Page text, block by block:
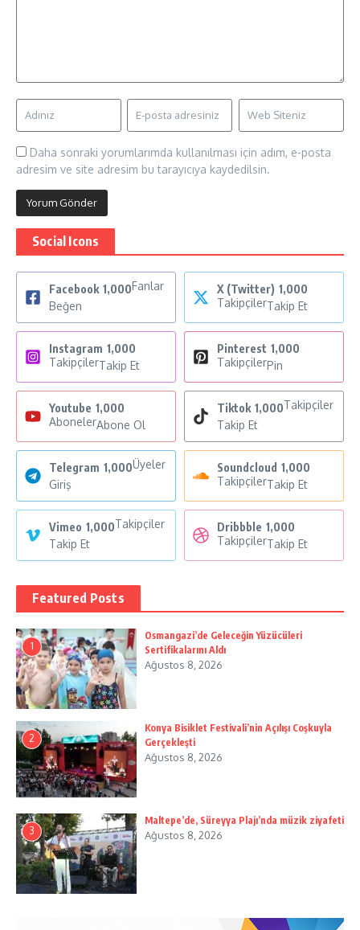
Daha sonraki yorumlarımda kullanılması için adım, e-posta
adresim ve site adresim bu tarayıcıya kaydedilsin.
Social Icons
Facebook 1,000Fanlar
Beğen
X (Twitter) 1,000
TakipçilerTakip Et
Instagram 1,000
TakipçilerTakip Et
Pinterest 1,000
TakipçilerPin
Youtube 1,000
AbonelerAbone Ol
Tiktok 1,000Takipçiler
Takip Et
Telegram 1,000Üyeler
Giriş
Soundcloud 1,000
TakipçilerTakip Et
Vimeo 1,000Takipçiler
Takip Et
Dribbble 1,000
TakipçilerTakip Et
Featured Posts
1
Osmangazi’de Geleceğin Yüzücüleri
Sertifikalarını Aldı
Ağustos 8, 2026
2
Konya Bisiklet Festivali’nin Açılışı Coşkuyla
Gerçekleşti
Ağustos 8, 2026
3
Maltepe’de, Süreyya Plajı’nda müzik ziyafeti
Ağustos 8, 2026